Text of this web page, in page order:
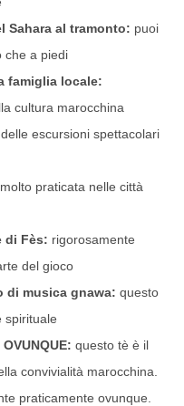
Sahara al tramonto: puoi
che a piedi
famiglia locale:
cultura marocchina
delle escursioni spettacolari
molto praticata nelle città
di Fès: rigorosamente
del gioco
di musica gnawa: questo
spirituale
questo tè è il
convivialità marocchina.
praticamente ovunque.